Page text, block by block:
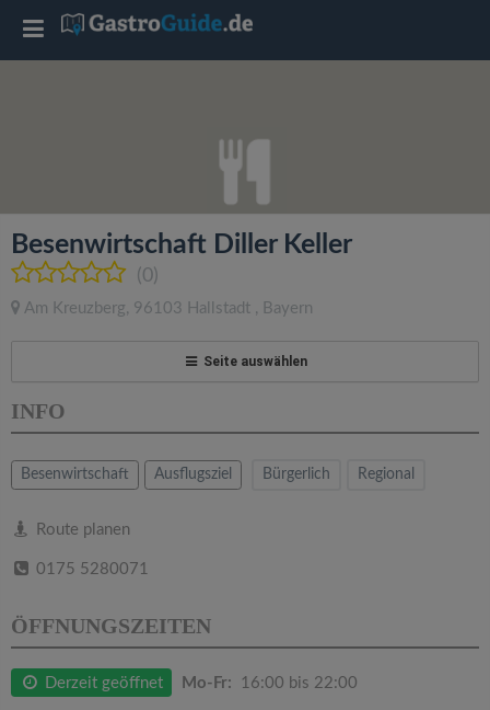
Besenwirtschaft Diller Keller
(0)
Am Kreuzberg, 96103 Hallstadt , Bayern
Seite auswählen
INFO
Besenwirtschaft Ausflugsziel Bürgerlich Regional
Route planen
0175 5280071
ÖFFNUNGSZEITEN
Derzeit geöffnet Mo-Fr: 16:00 bis 22:00
T
l
e
a
v
a